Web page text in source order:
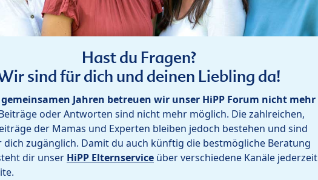
Hast du Fragen?
sind für dich und deinen Liebling da!
Jahren betreuen wir unser HiPP Forum nicht mehr
oder Antworten sind nicht mehr möglich. Die zahlreichen,
der Mamas und Experten bleiben jedoch bestehen und sind
zugänglich. Damit du auch künftig die bestmögliche Beratung
dir unser HiPP Elternservice über verschiedene Kanäle jederzeit